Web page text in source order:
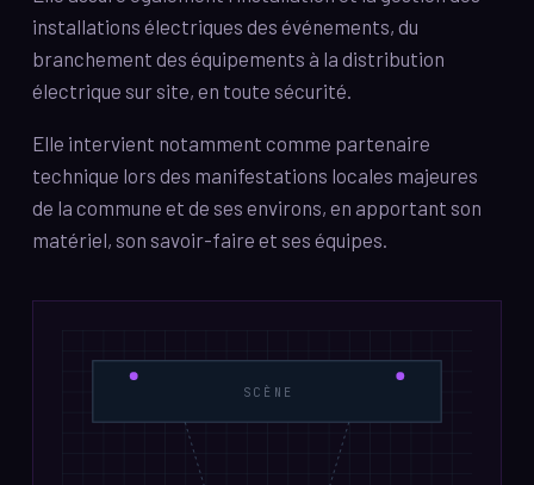
installations électriques des événements, du
branchement des équipements à la distribution
électrique sur site, en toute sécurité.
Elle intervient notamment comme partenaire
technique lors des manifestations locales majeures
de la commune et de ses environs, en apportant son
matériel, son savoir-faire et ses équipes.
SCÈNE